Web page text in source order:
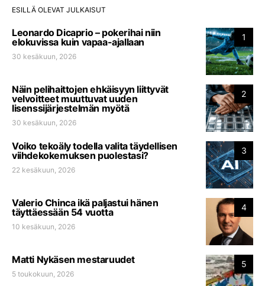
ESILLÄ OLEVAT JULKAISUT
1
Leonardo Dicaprio – pokerihai niin
elokuvissa kuin vapaa-ajallaan
30 kesäkuun, 2026
2
Näin pelihaittojen ehkäisyyn liittyvät
velvoitteet muuttuvat uuden
lisenssijärjestelmän myötä
30 kesäkuun, 2026
3
Voiko tekoäly todella valita täydellisen
viihdekokemuksen puolestasi?
22 kesäkuun, 2026
4
Valerio Chinca ikä paljastui hänen
täyttäessään 54 vuotta
10 kesäkuun, 2026
5
Matti Nykäsen mestaruudet
5 toukokuun, 2026